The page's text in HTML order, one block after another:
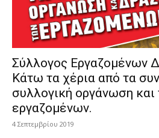
Σύλλογος Εργαζομένων
Κάτω τα χέρια από τα
συλλογική οργάνωση
εργαζομένων.
4 Σεπτεμβρίου 2019